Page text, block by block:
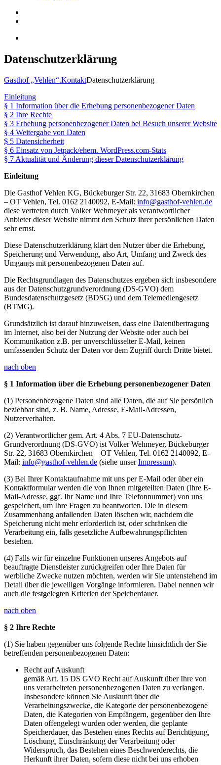
Datenschutzerklärung
Gasthof „Vehlen“.KontaktDatenschutzerklärung
Einleitung
§ 1 Information über die Erhebung personenbezogener Daten
§ 2 Ihre Rechte
§ 3 Erhebung personenbezogener Daten bei Besuch unserer Website
§ 4 Weitergabe von Daten
$ 5 Datensicherheit
§ 6 Einsatz von Jetpack/ehem. WordPress.com-Stats
§ 7 Aktualität und Änderung dieser Datenschutzerklärung
Einleitung
Die Gasthof Vehlen KG, Bückeburger Str. 22, 31683 Obernkirchen
– OT Vehlen, Tel. 0162 2140092, E-Mail: info@gasthof-vehlen.de
diese vertreten durch Volker Wehmeyer als verantwortlicher
Anbieter dieser Website nimmt den Schutz ihrer persönlichen Daten
sehr ernst.
Diese Datenschutzerklärung klärt den Nutzer über die Erhebung,
Speicherung und Verwendung, also Art, Umfang und Zweck des
Umgangs mit personenbezogenen Daten auf.
Die Rechtsgrundlagen des Datenschutzes ergeben sich insbesondere
aus der Datenschutzgrundverordnung (DS-GVO) dem
Bundesdatenschutzgesetz (BDSG) und dem Telemediengesetz
(BTMG).
Grundsätzlich ist darauf hinzuweisen, dass eine Datenübertragung
im Internet, also bei der Nutzung der Website oder auch bei
Kommunikation z.B. per unverschlüsselter E-Mail, keinen
umfassenden Schutz der Daten vor dem Zugriff durch Dritte bietet.
nach oben
§ 1 Information über die Erhebung personenbezogener Daten
(1) Personenbezogene Daten sind alle Daten, die auf Sie persönlich
beziehbar sind, z. B. Name, Adresse, E-Mail-Adressen,
Nutzerverhalten.
(2) Verantwortlicher gem. Art. 4 Abs. 7 EU-Datenschutz-
Grundverordnung (DS-GVO) ist Volker Wehmeyer, Bückeburger
Str. 22, 31683 Obernkirchen – OT Vehlen, Tel. 0162 2140092, E-
Mail: info@gasthof-vehlen.de (siehe unserImpressum).
(3) Bei Ihrer Kontaktaufnahme mit uns per E-Mail oder über ein
Kontaktformular werden die von Ihnen mitgeteilten Daten (Ihre E-
Mail-Adresse, ggf. Ihr Name und Ihre Telefonnummer) von uns
gespeichert, um Ihre Fragen zu beantworten. Die in diesem
Zusammenhang anfallenden Daten löschen wir, nachdem die
Speicherung nicht mehr erforderlich ist, oder schränken die
Verarbeitung ein, falls gesetzliche Aufbewahrungspflichten
bestehen.
(4) Falls wir für einzelne Funktionen unseres Angebots auf
beauftragte Dienstleister zurückgreifen oder Ihre Daten für
werbliche Zwecke nutzen möchten, werden wir Sie untenstehend im
Detail über die jeweiligen Vorgänge informieren. Dabei nennen wir
auch die festgelegten Kriterien der Speicherdauer.
nach oben
§ 2 Ihre Rechte
(1) Sie haben gegenüber uns folgende Rechte hinsichtlich der Sie
betreffenden personenbezogenen Daten:
Recht auf Auskunft
gemäß Art. 15 DS GVO Recht auf Auskunft über Ihre von
uns verarbeiteten personenbezogenen Daten zu verlangen.
Insbesondere können Sie Auskunft über die
Verarbeitungszwecke, die Kategorie der personenbezogene
Daten, die Kategorien von Empfängern, gegenüber den Ihre
Daten offengelegt wurden oder werden, die geplante
Speicherdauer, das Bestehen eines Rechts auf Berichtigung,
Löschung, Einschränkung der Verarbeitung oder
Widerspruch, das Bestehen eines Beschwerderechts, die
Herkunft ihrer Daten, sofern diese nicht bei uns erhoben